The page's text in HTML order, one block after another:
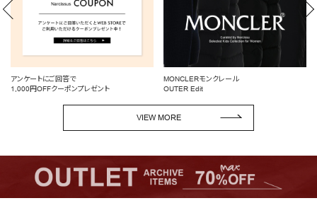
MONCLERモンクレール
OUTER Edit
BLOUSE/SHIRT
デイリーにもオフィスにも◎
VIEW MORE